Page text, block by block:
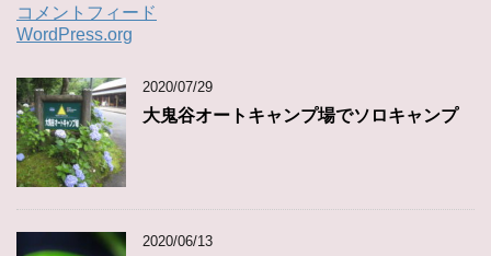
コメントフィード
WordPress.org
2020/07/29
大鬼谷オートキャンプ場でソロキャンプ
2020/06/13